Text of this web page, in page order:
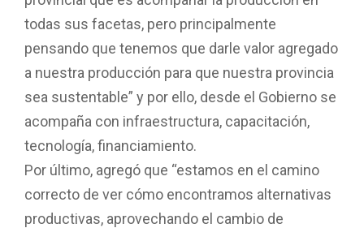
todas sus facetas, pero principalmente
pensando que tenemos que darle valor agregado
a nuestra producción para que nuestra provincia
sea sustentable” y por ello, desde el Gobierno se
acompaña con infraestructura, capacitación,
tecnología, financiamiento.
Por último, agregó que “estamos en el camino
correcto de ver cómo encontramos alternativas
productivas, aprovechando el cambio de